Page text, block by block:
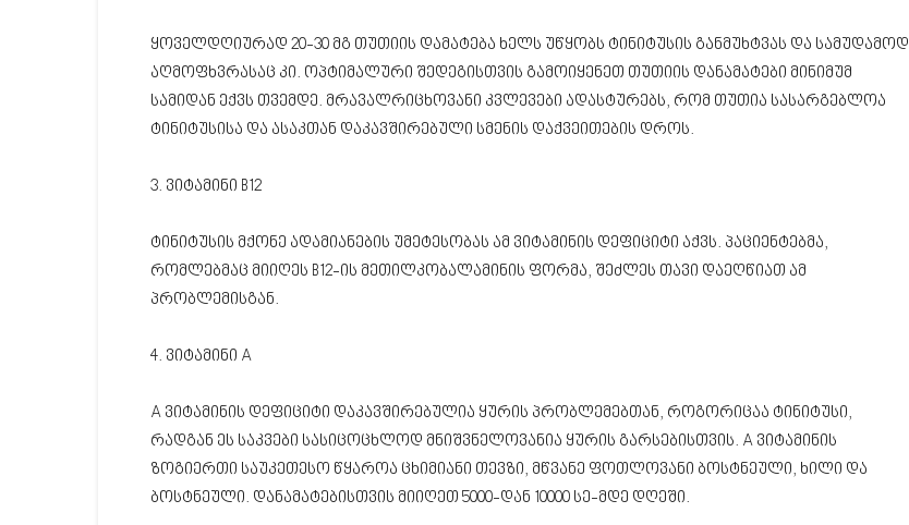
ყოველდღიურად 20-30 მგ თუთიის დამატება ხელს უწყობს ტინიტუსის განმუხტვას და სამუდამოდ
აღმოფხვრასაც კი. ოპტიმალური შედეგისთვის გამოიყენეთ თუთიის დანამატები მინიმუმ
სამიდან ექვს თვემდე. მრავალრიცხოვანი კვლევები ადასტურებს, რომ თუთია სასარგებლოა
ტინიტუსისა და ასაკთან დაკავშირებული სმენის დაქვეითების დროს.
3. ვიტამინი B12
ტინიტუსის მქონე ადამიანების უმეტესობას ამ ვიტამინის დეფიციტი აქვს. პაციენტებმა,
რომლებმაც მიიღეს B12-ის მეთილკობალამინის ფორმა, შეძლეს თავი დაეღწიათ ამ
პრობლემისგან.
4. ვიტამინი A
A ვიტამინის დეფიციტი დაკავშირებულია ყურის პრობლემებთან, როგორიცაა ტინიტუსი,
რადგან ეს საკვები სასიცოცხლოდ მნიშვნელოვანია ყურის გარსებისთვის. A ვიტამინის
ზოგიერთი საუკეთესო წყაროა ცხიმიანი თევზი, მწვანე ფოთლოვანი ბოსტნეული, ხილი და
ბოსტნეული. დანამატებისთვის მიიღეთ 5000-დან 10000 სე-მდე დღეში.